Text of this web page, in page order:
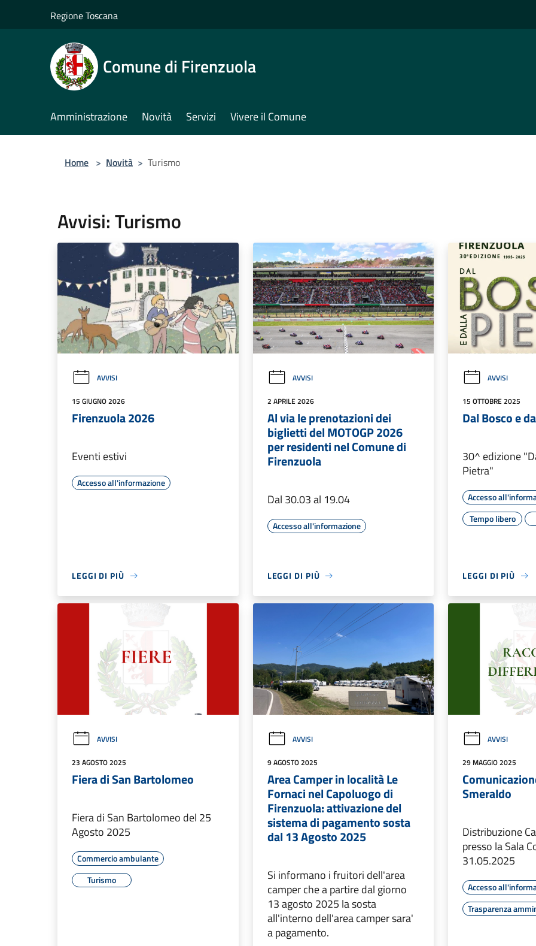
Regione Toscana
Comune di Firenzuola
Amministrazione Novità Servizi Vivere il Comune
Home > Novità > Turismo
Avvisi: Turismo
AVVISI
15 GIUGNO 2026
Firenzuola 2026
Eventi estivi
Accesso all'informazione
LEGGI DI PIÙ
AVVISI
2 APRILE 2026
Al via le prenotazioni dei
biglietti del MOTOGP 2026
per residenti nel Comune di
Firenzuola
Dal 30.03 al 19.04
Accesso all'informazione
LEGGI DI PIÙ
AVVISI
15 OTTOBRE 2025
Dal Bosco e
30^ edizione
Pietra"
Accesso
Tempo libero
LEGGI DI PIÙ
AVVISI
23 AGOSTO 2025
Fiera di San Bartolomeo
Fiera di San Bartolomeo del 25
Agosto 2025
Commercio ambulante
Turismo
AVVISI
9 AGOSTO 2025
Area Camper in località Le
Fornaci nel Capoluogo di
Firenzuola: attivazione del
sistema di pagamento sosta
dal 13 Agosto 2025
Si informano i fruitori dell'area
camper che a partire dal giorno
13 agosto 2025 la sosta
all'interno dell'area camper sara'
a pagamento.
AVVISI
29 MAGGIO 2025
Smeraldo
Distribuzione
presso la Sala
31.05.2025
Accesso
Trasparenza